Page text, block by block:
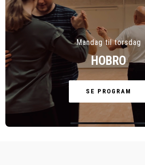
Mandag til torsdag
HOBRO
SE PROGRAM